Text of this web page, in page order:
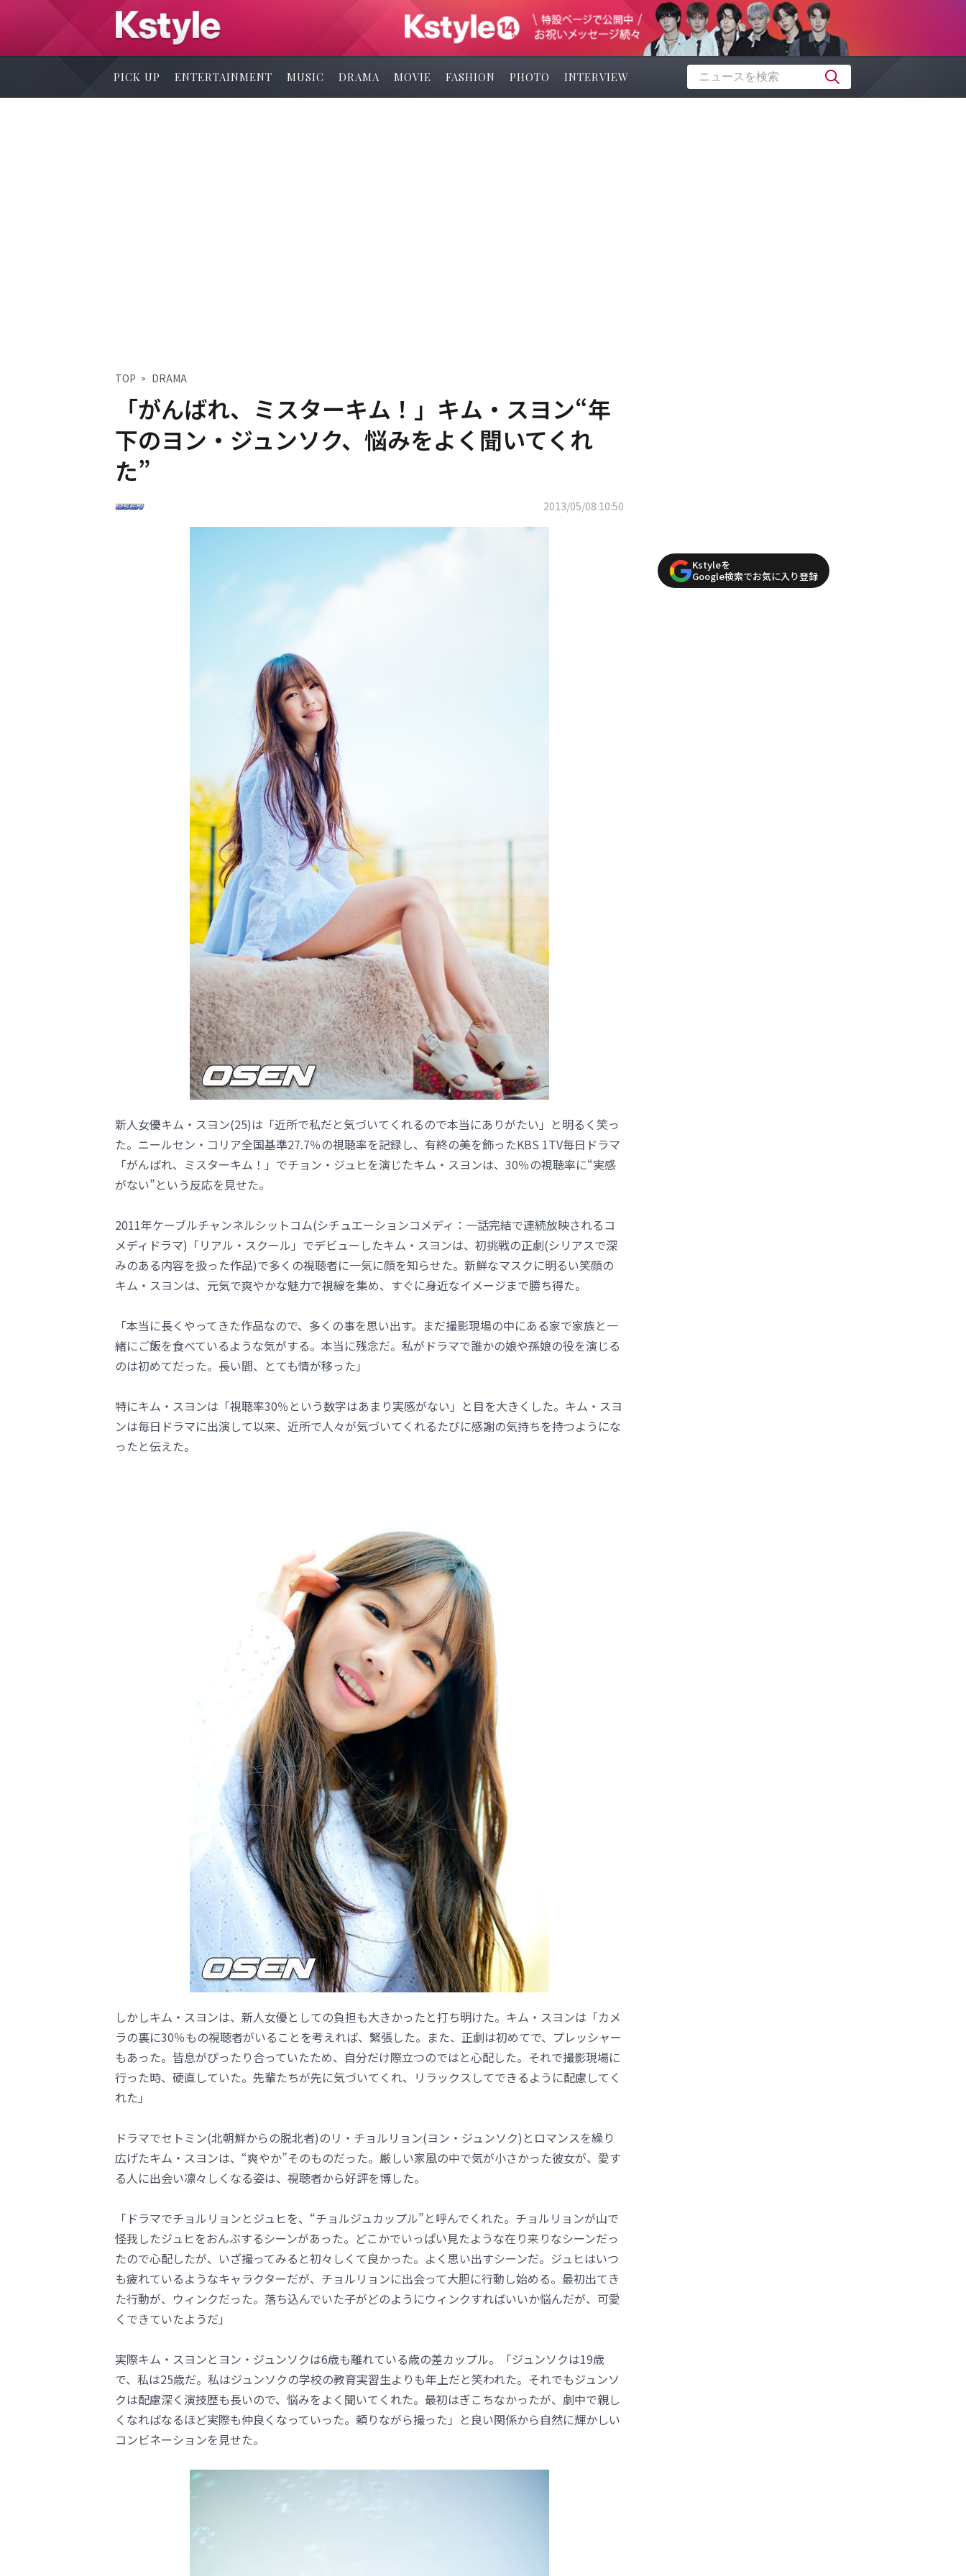
PICK UP ENTERTAINMENT MUSIC DRAMA MOVIE FASHION PHOTO INTERVIEW
TOP DRAMA
「がんばれ、ミスターキム！」キム・スヨン“年
下のヨン・ジュンソク、悩みをよく聞いてくれ
た”
2013/05/08 10:50
新人女優キム・スヨン(25)は「近所で私だと気づいてくれるので本当にありがたい」と明るく笑っ
た。ニールセン・コリア全国基準27.7％の視聴率を記録し、有終の美を飾ったKBS 1TV毎日ドラマ
「がんばれ、ミスターキム！」でチョン・ジュヒを演じたキム・スヨンは、30％の視聴率に“実感
がない”という反応を見せた。
2011年ケーブルチャンネルシットコム(シチュエーションコメディ：一話完結で連続放映されるコ
メディドラマ)「リアル・スクール」でデビューしたキム・スヨンは、初挑戦の正劇(シリアスで深
みのある内容を扱った作品)で多くの視聴者に一気に顔を知らせた。新鮮なマスクに明るい笑顔の
キム・スヨンは、元気で爽やかな魅力で視線を集め、すぐに身近なイメージまで勝ち得た。
「本当に長くやってきた作品なので、多くの事を思い出す。まだ撮影現場の中にある家で家族と一
緒にご飯を食べているような気がする。本当に残念だ。私がドラマで誰かの娘や孫娘の役を演じる
のは初めてだった。長い間、とても情が移った」
特にキム・スヨンは「視聴率30％という数字はあまり実感がない」と目を大きくした。キム・スヨ
ンは毎日ドラマに出演して以来、近所で人々が気づいてくれるたびに感謝の気持ちを持つようにな
ったと伝えた。
しかしキム・スヨンは、新人女優としての負担も大きかったと打ち明けた。キム・スヨンは「カメ
ラの裏に30％もの視聴者がいることを考えれば、緊張した。また、正劇は初めてで、プレッシャー
もあった。皆息がぴったり合っていたため、自分だけ際立つのではと心配した。それで撮影現場に
行った時、硬直していた。先輩たちが先に気づいてくれ、リラックスしてできるように配慮してく
れた」
ドラマでセトミン(北朝鮮からの脱北者)のリ・チョルリョン(ヨン・ジュンソク)とロマンスを繰り
広げたキム・スヨンは、“爽やか”そのものだった。厳しい家風の中で気が小さかった彼女が、愛す
る人に出会い凛々しくなる姿は、視聴者から好評を博した。
「ドラマでチョルリョンとジュヒを、“チョルジュカップル”と呼んでくれた。チョルリョンが山で
怪我したジュヒをおんぶするシーンがあった。どこかでいっぱい見たような在り来りなシーンだっ
たので心配したが、いざ撮ってみると初々しくて良かった。よく思い出すシーンだ。ジュヒはいつ
も疲れているようなキャラクターだが、チョルリョンに出会って大胆に行動し始める。最初出てき
た行動が、ウィンクだった。落ち込んでいた子がどのようにウィンクすればいいか悩んだが、可愛
くできていたようだ」
実際キム・スヨンとヨン・ジュンソクは6歳も離れている歳の差カップル。「ジュンソクは19歳
で、私は25歳だ。私はジュンソクの学校の教育実習生よりも年上だと笑われた。それでもジュンソ
クは配慮深く演技歴も長いので、悩みをよく聞いてくれた。最初はぎこちなかったが、劇中で親し
くなればなるほど実際も仲良くなっていった。頼りながら撮った」と良い関係から自然に輝かしい
コンビネーションを見せた。
Kstyleを
Google検索でお気に入り登録